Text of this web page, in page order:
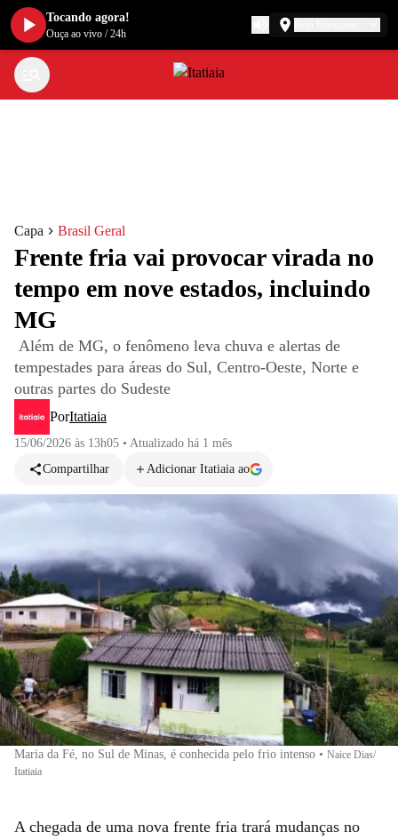
Capa Brasil Geral
Frente fria vai provocar virada no
tempo em nove estados, incluindo
MG
Além de MG, o fenômeno leva chuva e alertas de
tempestades para áreas do Sul, Centro-Oeste, Norte e
outras partes do Sudeste
PorItatiaia
15/06/2026 às 13h05 • Atualizado há 1 mês
Compartilhar
Adicionar Itatiaia ao
Maria da Fé, no Sul de Minas, é conhecida pelo frio intenso • Naice Dias/
Itatiaia
A chegada de uma nova frente fria trará mudanças no
Tocando agora!
Ouça ao vivo /24h